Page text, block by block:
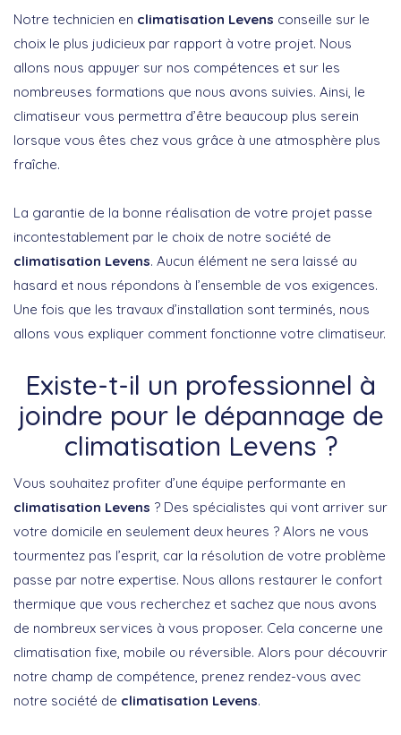
Notre technicien en climatisation Levens conseille sur le
choix le plus judicieux par rapport à votre projet. Nous
allons nous appuyer sur nos compétences et sur les
nombreuses formations que nous avons suivies. Ainsi, le
climatiseur vous permettra d’être beaucoup plus serein
lorsque vous êtes chez vous grâce à une atmosphère plus
fraîche.
La garantie de la bonne réalisation de votre projet passe
incontestablement par le choix de notre société de
climatisation Levens. Aucun élément ne sera laissé au
hasard et nous répondons à l’ensemble de vos exigences.
Une fois que les travaux d’installation sont terminés, nous
allons vous expliquer comment fonctionne votre climatiseur.
Existe-t-il un professionnel à
joindre pour le dépannage de
climatisation Levens ?
Vous souhaitez profiter d’une équipe performante en
climatisation Levens ? Des spécialistes qui vont arriver sur
votre domicile en seulement deux heures ? Alors ne vous
tourmentez pas l’esprit, car la résolution de votre problème
passe par notre expertise. Nous allons restaurer le confort
thermique que vous recherchez et sachez que nous avons
de nombreux services à vous proposer. Cela concerne une
climatisation fixe, mobile ou réversible. Alors pour découvrir
notre champ de compétence, prenez rendez-vous avec
notre société de climatisation Levens.